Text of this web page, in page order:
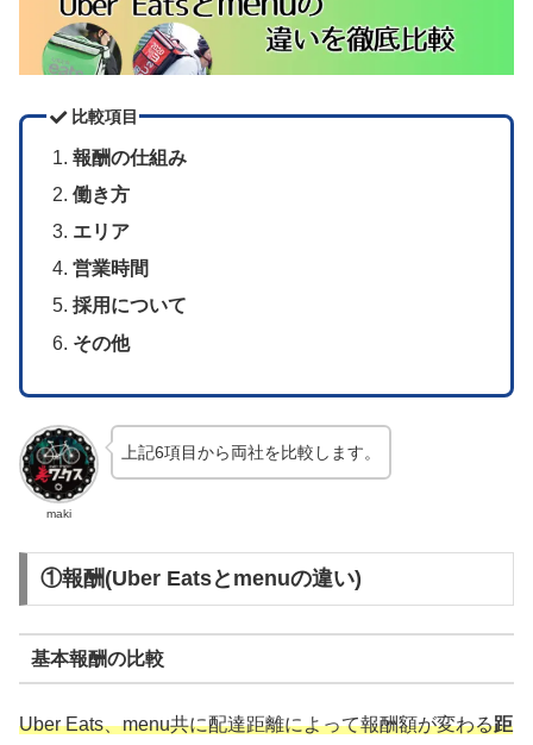
比較項目
報酬の仕組み
働き方
エリア
営業時間
採用について
その他
maki
上記6項目から両社を比較します。
①報酬(Uber Eatsとmenuの違い)
基本報酬の比較
Uber Eats、menu共に配達距離によって報酬額が変わる距